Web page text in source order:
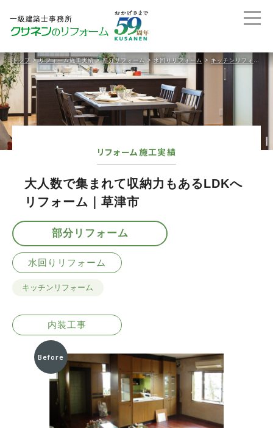
トップ >リフォーム施工実績>部分リフォーム > 水回りリフォーム > キッチンリフォーム
リフォーム施工実績
大人数で集まれて収納力もあるLDKへ
リフォーム｜草津市
部分リフォーム
水回りリフォーム
キッチンリフォーム
内装工事
Before